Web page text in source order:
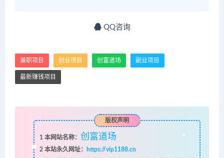
QQ咨询
兼职项目 创业项目 创富道场 副业项目
最新赚钱项目
版权声明
1 本网站名称： 创富道场
2本站永久网址：
https://vip1188.cn